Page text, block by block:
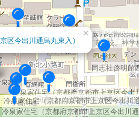
冷泉家住宅（京都府京都市上京区今出川
冷泉家住宅（京都府京都市上京区今出川通
冷泉家住宅（京都府京都市上京区今出
同志社（旧英学校、神学校及び波理須理
旧英学校、神学校及び波理須理科学校）
同志社（旧英学校、神学校及び
学校及び波理須理科学校）
同志社（旧英学校、神
同志社啓明館
区今出川通烏丸東入）
×